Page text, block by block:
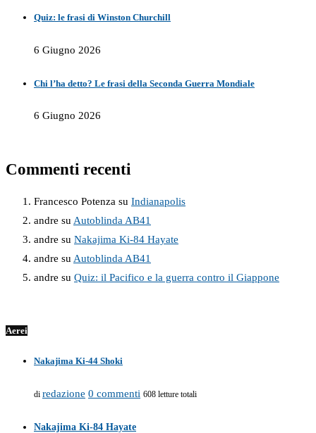
Quiz: le frasi di Winston Churchill
6 Giugno 2026
Chi l’ha detto? Le frasi della Seconda Guerra Mondiale
6 Giugno 2026
Commenti recenti
Francesco Potenza su Indianapolis
andre su Autoblinda AB41
andre su Nakajima Ki-84 Hayate
andre su Autoblinda AB41
andre su Quiz: il Pacifico e la guerra contro il Giappone
Aerei
Nakajima Ki-44 Shoki
di redazione 0 commenti 608 letture totali
Nakajima Ki-84 Hayate